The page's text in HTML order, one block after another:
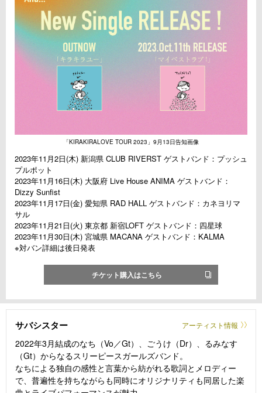
2023年11月2日(木) 新潟県 CLUB RIVERST ゲストバンド：プッシュ
プルポット
2023年11月16日(木) 大阪府 Live House ANIMA ゲストバンド：
Dizzy Sunfist
2023年11月17日(金) 愛知県 RAD HALL ゲストバンド：カネヨリマ
サル
2023年11月21日(火) 東京都 新宿LOFT ゲストバンド：四星球
2023年11月30日(木) 宮城県 MACANA ゲストバンド：KALMA
※対バン詳細は後日発表
チケット購入はこちら
「KIRAKIRALOVE TOUR 2023」9月13日告知画像
サバシスター アーティスト情報
2022年3月結成のなち（Vo／Gt）、ごうけ（Dr）、るみなす
（Gt）からなるスリーピースガールズバンド。
なちによる独自の感性と言葉から紡がれる歌詞とメロディー
で、普遍性を持ちながらも同時にオリジナリティも同居した楽